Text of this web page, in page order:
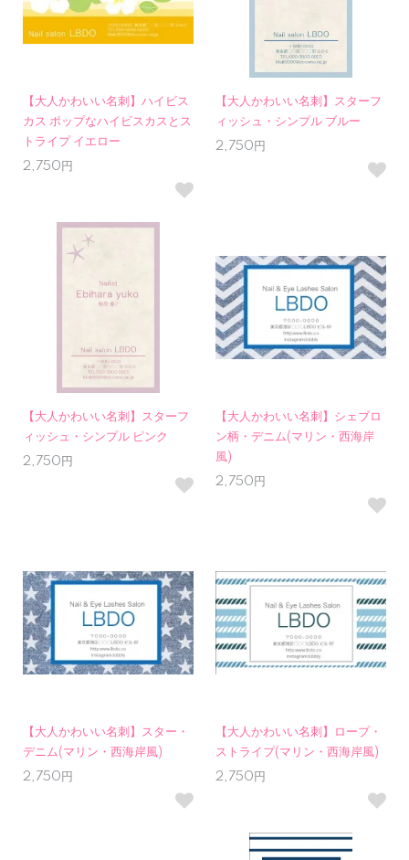
【大人かわいい名刺】ハイビス
カス ポップなハイビスカスとス
トライプ イエロー
2,750円
【大人かわいい名刺】スターフ
ィッシュ・シンプル ブルー
2,750円
【大人かわいい名刺】スターフ
ィッシュ・シンプル ピンク
2,750円
【大人かわいい名刺】シェブロ
ン柄・デニム(マリン・西海岸
風)
2,750円
【大人かわいい名刺】スター・
デニム(マリン・西海岸風)
2,750円
【大人かわいい名刺】ロープ・
ストライプ(マリン・西海岸風)
2,750円